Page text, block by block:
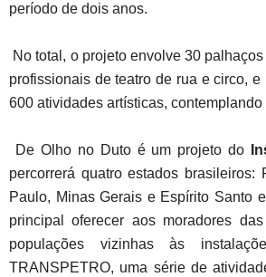
período de dois anos.
No total, o projeto envolve 30
profissionais de teatro de rua e circo,
600 atividades artísticas,
De Olho no Duto é um projeto do
percorrerá quatro estados brasileiros:
Paulo, Minas Gerais e Espírito Santo
principal oferecer aos moradores
populações vizinhas às
TRANSPETRO, uma série de